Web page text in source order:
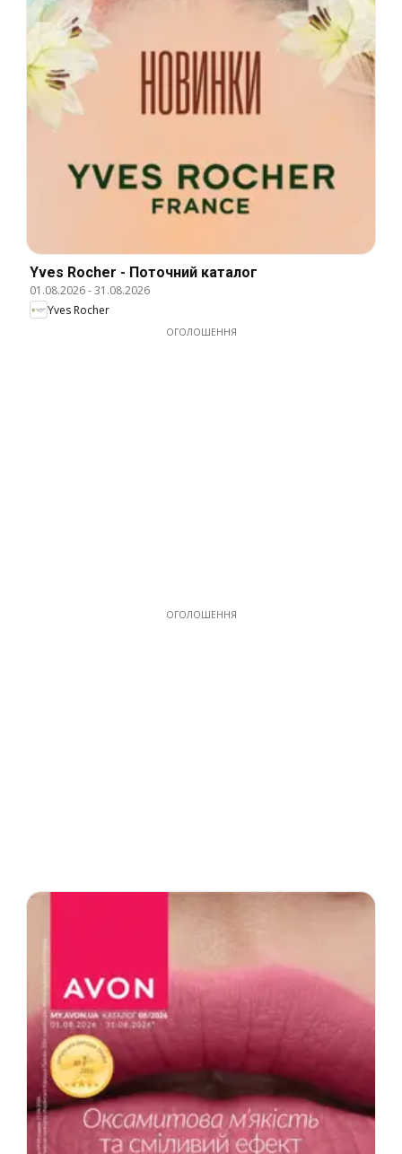
Yves Rocher - Поточний каталог
01.08.2026-31.08.2026
Yves Rocher
ОГОЛОШЕННЯ
ОГОЛОШЕННЯ